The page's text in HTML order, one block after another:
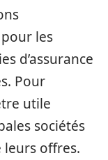
les
d’assurance
Pour
utile
sociétés
leurs offres.